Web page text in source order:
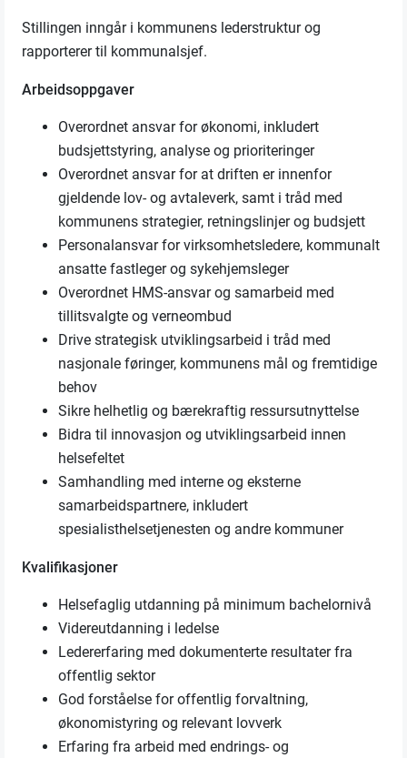
Stillingen inngår i kommunens lederstruktur og
rapporterer til kommunalsjef.
Arbeidsoppgaver
Overordnet ansvar for økonomi, inkludert
budsjettstyring, analyse og prioriteringer
Overordnet ansvar for at driften er innenfor
gjeldende lov- og avtaleverk, samt i tråd med
kommunens strategier, retningslinjer og budsjett
Personalansvar for virksomhetsledere, kommunalt
ansatte fastleger og sykehjemsleger
Overordnet HMS-ansvar og samarbeid med
tillitsvalgte og verneombud
Drive strategisk utviklingsarbeid i tråd med
nasjonale føringer, kommunens mål og fremtidige
behov
Sikre helhetlig og bærekraftig ressursutnyttelse
Bidra til innovasjon og utviklingsarbeid innen
helsefeltet
Samhandling med interne og eksterne
samarbeidspartnere, inkludert
spesialisthelsetjenesten og andre kommuner
Kvalifikasjoner
Helsefaglig utdanning på minimum bachelornivå
Videreutdanning i ledelse
Ledererfaring med dokumenterte resultater fra
offentlig sektor
God forståelse for offentlig forvaltning,
økonomistyring og relevant lovverk
Erfaring fra arbeid med endrings- og